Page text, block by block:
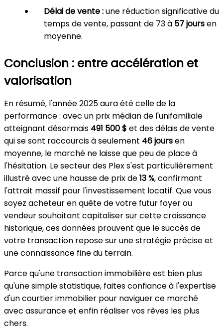
Délai de vente :une réduction significative du
temps de vente, passant de 73 à 57 joursen
moyenne.
Conclusion : entre accélération et
valorisation
En résumé, l'année 2025 aura été celle de la
performance : avec un prix médian de l'unifamiliale
atteignant désormais 491 500 $ et des délais de vente
qui se sont raccourcis à seulement 46 joursen
moyenne, le marché ne laisse que peu de place à
l'hésitation. Le secteur des Plex s'est particulièrement
illustré avec une hausse de prix de13 %, confirmant
l'attrait massif pour l'investissement locatif. Que vous
soyez acheteur en quête de votre futur foyer ou
vendeur souhaitant capitaliser sur cette croissance
historique, ces données prouvent que le succès de
votre transaction repose sur une stratégie précise et
une connaissance fine du terrain.
Parce qu'une transaction immobilière est bien plus
qu'une simple statistique, faites confiance à l'expertise
d'un courtier immobilier pour naviguer ce marché
avec assurance et enfin réaliser vos rêves les plus
chers.